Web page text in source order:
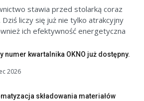
stawia przed stolarką coraz
liczy się już nie tylko atrakcyjny
ich efektywność energetyczna
numer kwartalnika OKNO już dostępny.
2026
składowania materiałów